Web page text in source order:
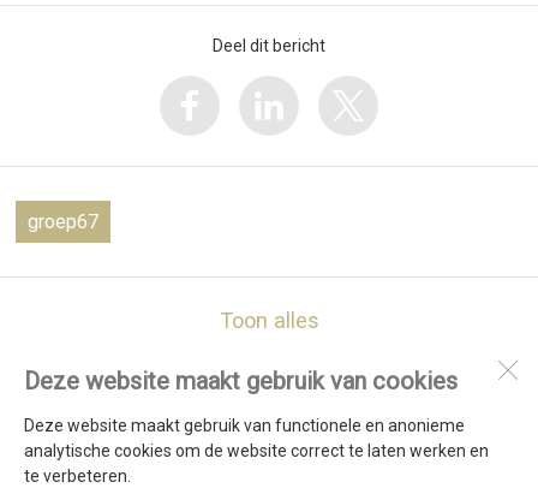
Deze website maakt gebruik van cookies
Deze website maakt gebruik van functionele en anonieme
analytische cookies om de website correct te laten werken en
te verbeteren.
Deel dit bericht
groep67
Toon alles
Baljuwstraat 237
1785 SH Den Helder